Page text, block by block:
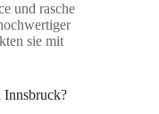
und rasche
sie mit
Innsbruck?